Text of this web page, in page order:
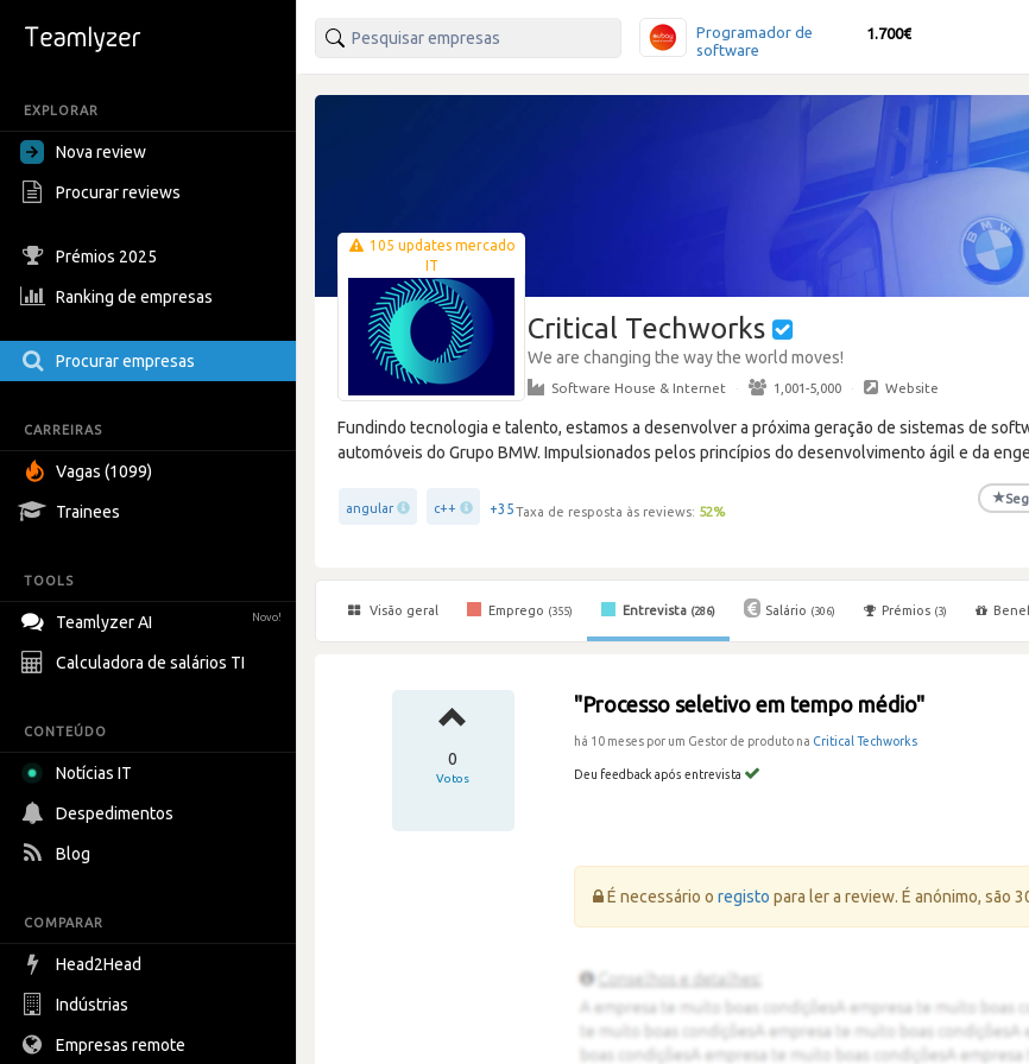
EXPLORAR
Nova review
Procurar reviews
Prémios 2025
Ranking de empresas
Procurar empresas
CARREIRAS
Vagas (1099)
Trainees
TOOLS
Teamlyzer AI Novo!
Calculadora de salários TI
CONTEÚDO
Notícias IT
Despedimentos
Blog
COMPARAR
Head2Head
Indústrias
Empresas remote
Programador de
software
1.700€
105 updates mercado
IT
Critical Techworks
We are changing the way the world moves!
Software House & Internet · 1,001-5,000 · Website
Fundindo tecnologia e talento, estamos a desenvolver a próxima geração de sistemas de
automóveis do Grupo BMW. Impulsionados pelos princípios do desenvolvimento ágil e da
angular c++ +35Taxa de resposta às reviews: 52%
★
Visão geral Emprego (355) Entrevista (286) Salário (306) Prémios (3)
0
Votos
"Processo seletivo em tempo médio"
há 10 meses por um Gestor de produto na Critical Techworks
Deu feedback após entrevista
Erro:
É necessário oregisto para ler a review. É anónimo, são